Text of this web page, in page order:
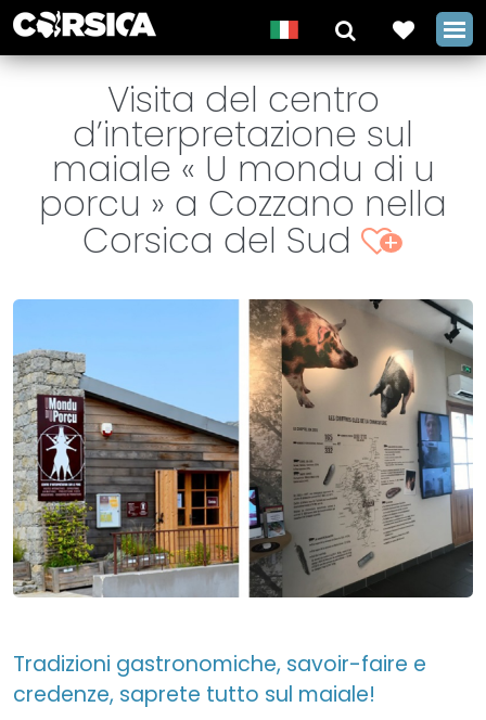
Visita del centro
d’interpretazione sul
maiale « U mondu di u
porcu » a Cozzano nella
Corsica del Sud +
Tradizioni gastronomiche, savoir-faire e
credenze, saprete tutto sul maiale!